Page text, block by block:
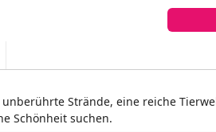
Strände, eine reiche
Schönheit suchen.